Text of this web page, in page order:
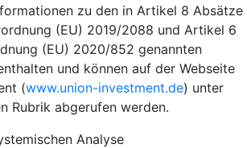
zu den in Artikel 8 Absätze
(EU) 2019/2088 und Artikel 6
(EU) 2020/852 genannten
und können auf der Webseite
(www.union-investment.de) unter
Rubrik abgerufen werden.
Analyse